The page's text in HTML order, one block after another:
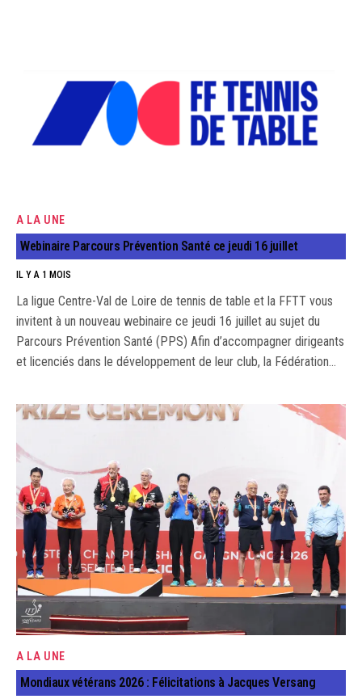
A LA UNE
Webinaire Parcours Prévention Santé ce jeudi 16 juillet
IL Y A 1 MOIS
La ligue Centre-Val de Loire de tennis de table et la FFTT vous
invitent à un nouveau webinaire ce jeudi 16 juillet au sujet du
Parcours Prévention Santé (PPS) Afin d’accompagner dirigeants
et licenciés dans le développement de leur club, la Fédération…
A LA UNE
Mondiaux vétérans 2026 : Félicitations à Jacques Versang